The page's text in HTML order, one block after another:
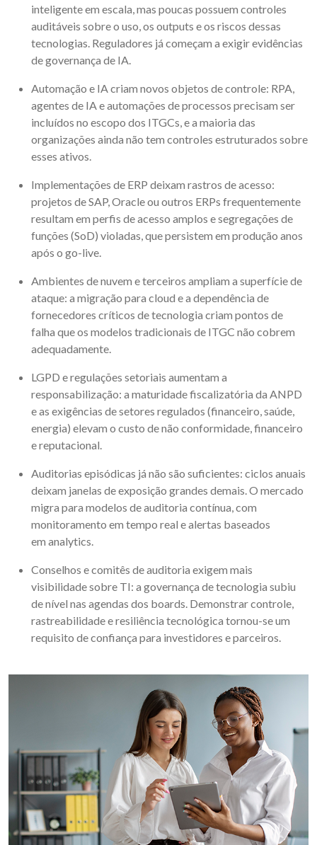
inteligente em escala, mas poucas possuem controles
auditáveis sobre o uso, os outputs e os riscos dessas
tecnologias. Reguladores já começam a exigir evidências
de governança de IA.
Automação e IA criam novos objetos de controle: RPA,
agentes de IA e automações de processos precisam ser
incluídos no escopo dos ITGCs, e a maioria das
organizações ainda não tem controles estruturados sobre
esses ativos.
Implementações de ERP deixam rastros de acesso:
projetos de SAP, Oracle ou outros ERPs frequentemente
resultam em perfis de acesso amplos e segregações de
funções (SoD) violadas, que persistem em produção anos
após o go-live.
Ambientes de nuvem e terceiros ampliam a superfície de
ataque: a migração para cloud e a dependência de
fornecedores críticos de tecnologia criam pontos de
falha que os modelos tradicionais de ITGC não cobrem
adequadamente.
LGPD e regulações setoriais aumentam a
responsabilização: a maturidade fiscalizatória da ANPD
e as exigências de setores regulados (financeiro, saúde,
energia) elevam o custo de não conformidade, financeiro
e reputacional.
Auditorias episódicas já não são suficientes: ciclos anuais
deixam janelas de exposição grandes demais. O mercado
migra para modelos de auditoria contínua, com
monitoramento em tempo real e alertas baseados
em analytics.
Conselhos e comitês de auditoria exigem mais
visibilidade sobre TI: a governança de tecnologia subiu
de nível nas agendas dos boards. Demonstrar controle,
rastreabilidade e resiliência tecnológica tornou-se um
requisito de confiança para investidores e parceiros.